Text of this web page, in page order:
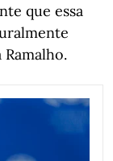
que essa